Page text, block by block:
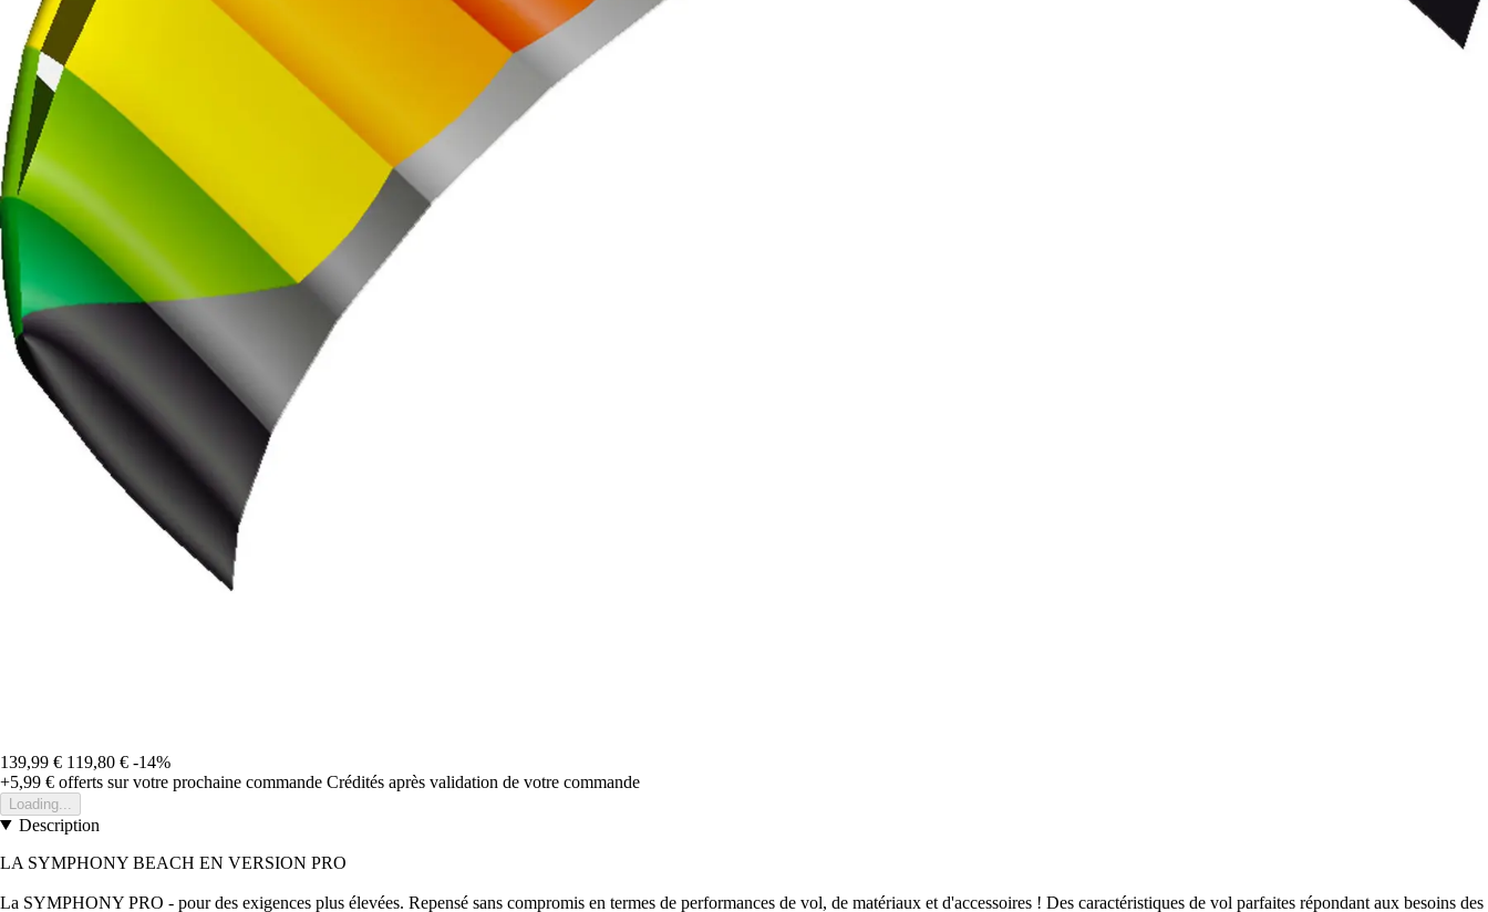
139,99 € 119,80 € -14%
+5,99 € offerts sur votre prochaine commande Crédités après validation de votre commande
Loading...
Description
LA SYMPHONY BEACH EN VERSION PRO
La SYMPHONY PRO - pour des exigences plus élevées. Repensé sans compromis en termes de performances de vol, de matériaux et d'accessoires ! Des caractéristiques de vol parfaites répondant aux besoins des